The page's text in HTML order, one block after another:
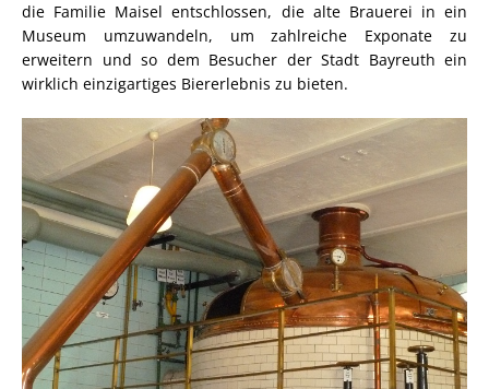
die Familie Maisel entschlossen, die alte Brauerei in ein
Museum umzuwandeln, um zahlreiche Exponate zu
erweitern und so dem Besucher der Stadt Bayreuth ein
wirklich einzigartiges Biererlebnis zu bieten.